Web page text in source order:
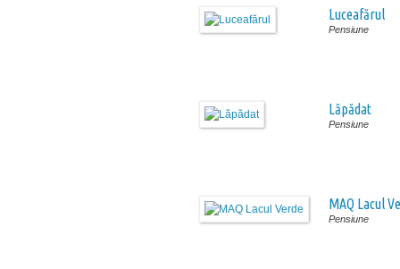
Luceafărul
Pensiune
Lăpădat
Pensiune
MAQ Lacul
Pensiune